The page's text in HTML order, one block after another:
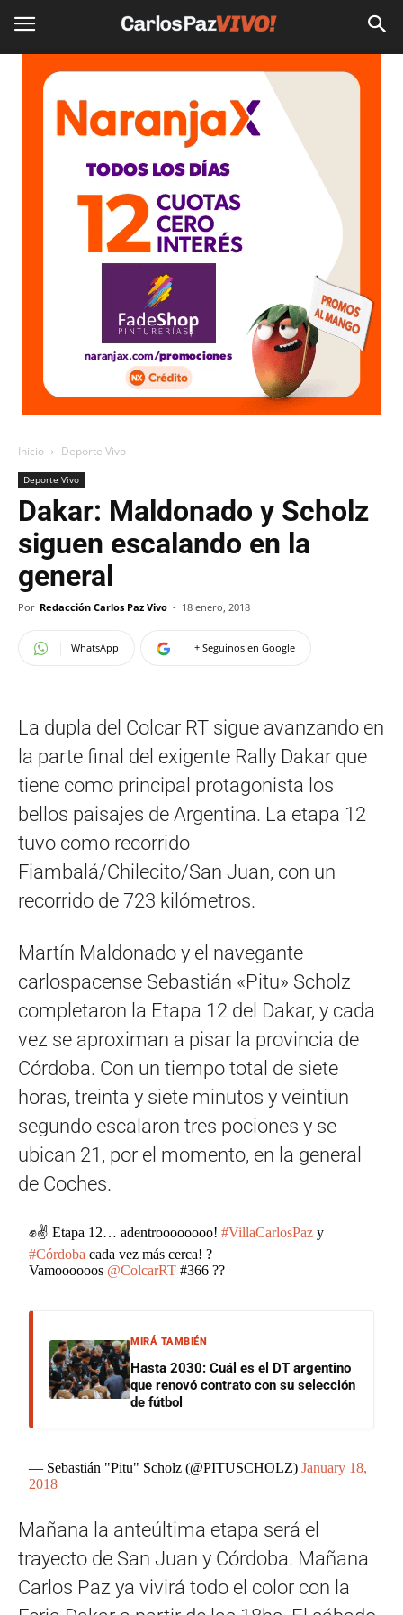
Inicio Deporte Vivo
Deporte Vivo
Dakar: Maldonado y Scholz
siguen escalando en la
general
Por Redacción Carlos Paz Vivo - 18 enero, 2018
WhatsApp + Seguinos en Google
La dupla del Colcar RT sigue avanzando en
la parte final del exigente Rally Dakar que
tiene como principal protagonista los
bellos paisajes de Argentina. La etapa 12
tuvo como recorrido
Fiambalá/Chilecito/San Juan, con un
recorrido de 723 kilómetros.
Martín Maldonado y el navegante
carlospacense Sebastián «Pitu» Scholz
completaron la Etapa 12 del Dakar, y cada
vez se aproximan a pisar la provincia de
Córdoba. Con un tiempo total de siete
horas, treinta y siete minutos y veintiun
segundo escalaron tres pociones y se
ubican 21, por el momento, en la general
de Coches.
✊✌ Etapa 12… adentroooooooo!#VillaCarlosPaz y
#Córdoba cada vez más cerca! ?
Vamoooooos @ColcarRT #366 ??
MIRÁ TAMBIÉN
Hasta 2030: Cuál es el DT argentino
que renovó contrato con su selección
de fútbol
— Sebastián "Pitu" Scholz (@PITUSCHOLZ)January 18,
2018
Mañana la anteúltima etapa será el
trayecto de San Juan y Córdoba. Mañana
Carlos Paz ya vivirá todo el color con la